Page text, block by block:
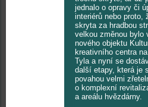
jednalo o opravy či
interiérů nebo proto,
skryta za hradbou
velkou změnou bylo
nového objektu
kreativního centra
Tyla a nyní se
další etapy, která je
povahou velmi
o komplexní
a areálu hvězdárny.